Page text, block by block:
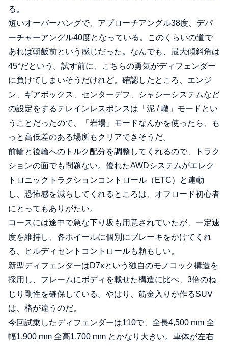
る。
短いオーバーハングで、アプローチアングル38度、デパ
ーチャーアングル40度となっている。このくらいの道で
あれば朝飯前という感じだった。なんでも、最大傾斜角は
45°だという。試す前に、こちらの勇気がディフェンダー
に負けてしまいそうだけれど。確認したところ、エンジ
ン、ギアボックス、センターデフ、シャシーシステムなど
の設定をするテレインレスポンスは「泥 / 轍」モードとい
うことだったので、「岩場」モードなんかを使ったら、も
っと高低差のある場所もクリアできそうだ。
前輪と後輪へのトルク配分を調整してくれるので、トラク
ションの面でも問題ない。優れたAWDシステムがエレク
トロニックトラクションコントロール（ETC）と連動
し、恐怖感を減らしてくれるところは、オフロード初心者
にとってもありがたい。
コースには途中で急な下り坂も用意されていたが、一定速
度を維持し、各ホイールに個別にブレーキをかけてくれ
る、ヒルディセントコントロールも頼もしい。
新型ディフェンダーはD7xという独自のモノコック構造を
採用し、フレームにボディを載せた構造に比べ、3倍のね
じり剛性を確保している。やはり、筋金入りが作るSUV
は、格が違うのだ。
今回試乗したディフェンダーは110で、全長4,500 mm 全
幅1,900 mm 全高1,700 mm とかなり大きい。車体が左右